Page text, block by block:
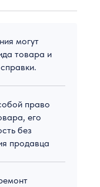
могут
товара и
право
его
без
продавца